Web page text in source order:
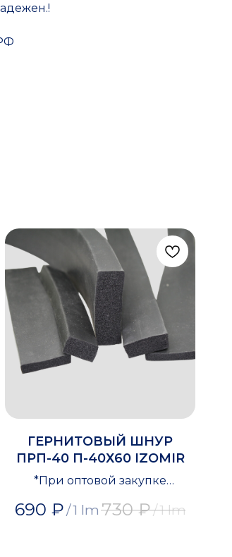
ГЕРНИТОВЫЙ ШНУР
ПРП-40 П-40Х60 IZOMIR
*При оптовой закупке
690 ₽/1 lm730 ₽/1 lm